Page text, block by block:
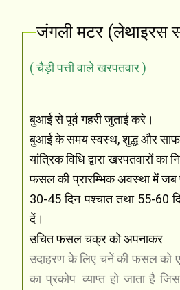
जंगली मटर (लेथाइरस
( चैड़ी पत्ती वाले खरपतवार )
बुआई से पूर्व गहरी जुताई करे।
बुआई के समय स्वस्थ, शुद्ध और साफ
यांत्रिक विधि द्वारा खरपतवारों का
फसल की प्रारम्भिक अवस्था में जब
30-45 दिन पश्चात तथा 55-60
दें।
उचित फसल चक्र को अपनाकर
उदाहरण के लिए चनें की फसल को
का प्रकोप व्याप्त हो जाता है